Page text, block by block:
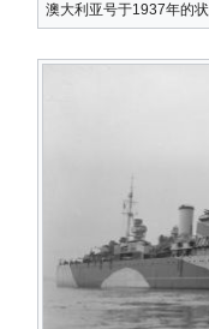
澳大利亚号于1937年的